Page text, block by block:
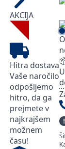
AKCIJA
Hitra dostava
Vaše naročilo
odpošljemo
hitro, da ga
prejmete v
najkrajšem
možnem
času!